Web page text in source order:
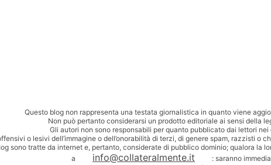
Questo blog non rappresenta una testata giornalistica in quanto viene
Non può pertanto considerarsi un prodotto editoriale ai sensi della
Gli autori non sono responsabili per quanto pubblicato dai lettori
o lesivi dell’immagine o dell’onorabilità di terzi, di genere spam, razzisti
sono tratte da internet e, pertanto, considerate di pubblico dominio; qualora la
a
info@collateralmente.it
: saranno